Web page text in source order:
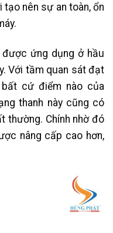
nên sự an toàn, ổn
ứng dụng ở hầu
Với tầm quan sát đạt
cứ điểm nào của
thanh này cũng có
thường. Chính nhờ đó
nâng cấp cao hơn,